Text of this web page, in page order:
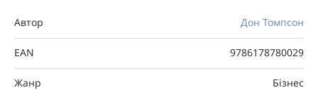
Автор Дон Томпсон
EAN 9786178780029
Жанр Бізнес